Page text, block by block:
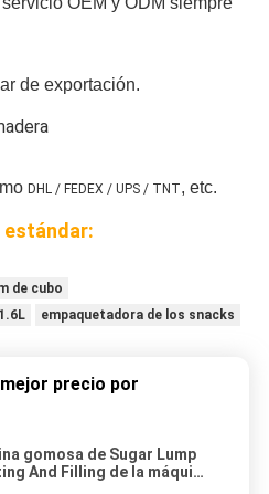
de exportación.
DHL / FEDEX / UPS / TNT, etc.
estándar:
de cubo
empaquetadora de los snacks
precio por
gomosa de Sugar Lump
And Filling de la máquina